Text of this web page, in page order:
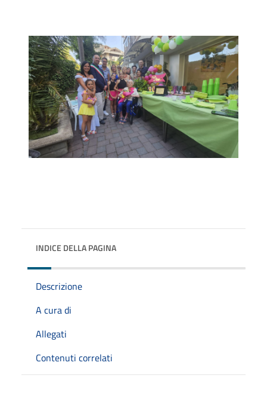
INDICE DELLA PAGINA
Descrizione
A cura di
Allegati
Contenuti correlati